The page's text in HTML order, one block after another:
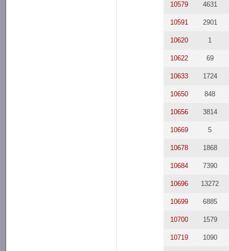
10579 4631
10591 2901
10620 1
10622 69
10633 1724
10650 848
10656 3814
10669 5
10678 1868
10684 7390
10696 13272
10699 6885
10700 1579
10719 1090